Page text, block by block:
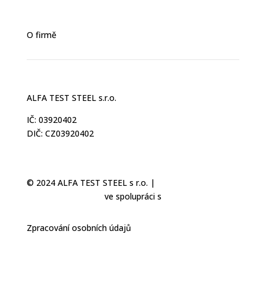
O firmě
ALFA TEST STEEL s.r.o.
IČ: 03920402
DIČ: CZ03920402
© 2024 ALFA TEST STEEL s r.o. |
ve spolupráci s
Zpracování osobních údajů